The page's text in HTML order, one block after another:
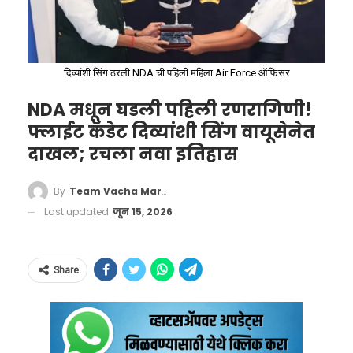
Govt Tightens Cough Syrup
Rules, Prescription Needed for
More
दिव्यांशी सिंग ठरली NDA ची पहिली महिला Air Force ऑफिसर
NDA मधून घडली पहिली रणरागिणी!
फ्लाईट कॅडेट दिव्यांशी सिंग वायूसेनेत
दाखल; रचला नवा इतिहास
By Team Vacha Marathi
Last updated जून 15, 2026
Share